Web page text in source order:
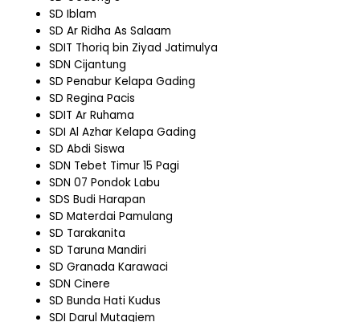
SD Iblam
SD Ar Ridha As Salaam
SDIT Thoriq bin Ziyad Jatimulya
SDN Cijantung
SD Penabur Kelapa Gading
SD Regina Pacis
SDIT Ar Ruhama
SDI Al Azhar Kelapa Gading
SD Abdi Siswa
SDN Tebet Timur 15 Pagi
SDN 07 Pondok Labu
SDS Budi Harapan
SD Materdai Pamulang
SD Tarakanita
SD Taruna Mandiri
SD Granada Karawaci
SDN Cinere
SD Bunda Hati Kudus
SDI Darul Mutaqiem